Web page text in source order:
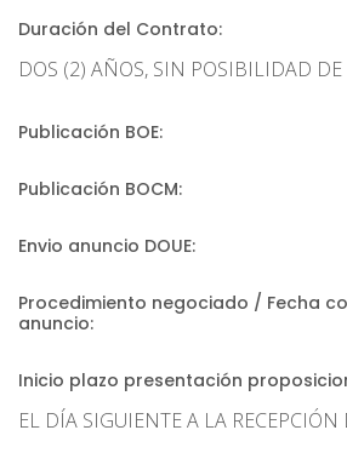
Duración del Contrato:
DOS (2) AÑOS, SIN POSIBILIDAD DE
Publicación BOE:
Publicación BOCM:
Envio anuncio DOUE:
Procedimiento negociado / Fecha
anuncio:
Inicio plazo presentación
EL DÍA SIGUIENTE A LA